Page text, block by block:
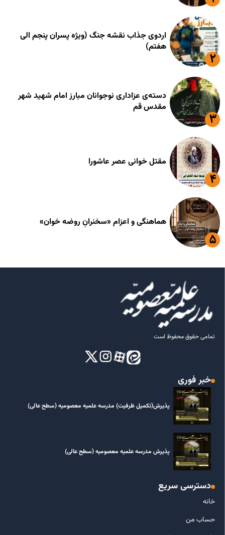
اردوی جذاب نقشه جنگ (ویژه پسران پنجم الی
هفتم)
دسته‌ی عزاداری نوجوانان مبارز امام شهید شهر
مقدس قم
مقتل خوانی عصر عاشورا
هماهنگی و اعزام «سخنرانِ روضه خوان»
تمامی حقوق محفوظ است
خبر فوری
پذیرش(تکمیل ظرفیت) مدرسه علمیه معصومیه‌ (سطح عالی)
پذیرش مدرسه علمیه معصومیه‌ (سطح عالی)
دسترسی سریع
خانه
حساب من